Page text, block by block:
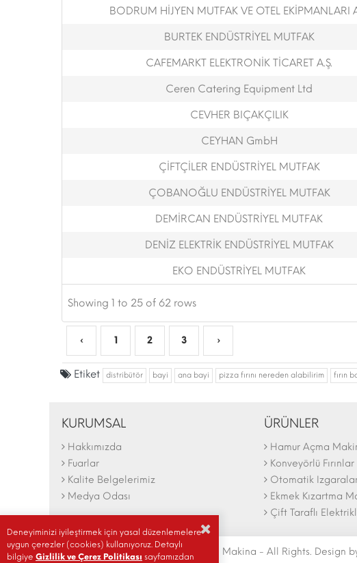
BODRUM HİJYEN MUTFAK VE OTEL EKİPMANLARI
BURTEK ENDÜSTRİYEL MUTFAK
CAFEMARKT ELEKTRONİK TİCARET A.Ş.
Ceren Catering Equipment Ltd
CEVHER BIÇAKÇILIK
CEYHAN GmbH
ÇİFTÇİLER ENDÜSTRİYEL MUTFAK
ÇOBANOĞLU ENDÜSTRİYEL MUTFAK
DEMİRCAN ENDÜSTRİYEL MUTFAK
DENİZ ELEKTRİK ENDÜSTRİYEL MUTFAK
EKO ENDÜSTRİYEL MUTFAK
Showing 1 to 25 of 62 rows
‹ 1 2 3 ›
Etiket distribütör bayi ana bayi pizza fırını nereden alabilirim fırın
KURUMSAL
Hakkımızda
Fuarlar
Kalite Belgelerimiz
Medya Odası
ÜRÜNLER
Hamur Açma
Konveyörlü Fırınlar
Otomatik
Ekmek Kızartma
Çift Taraflı
The Nafem
2025 Fuarı
© Copyright 2004-2026 | Şengün Makina - All Rights. Design
Deneyiminizi iyileştirmek için yasal düzenlemelere
uygun çerezler (cookies) kullanıyoruz. Detaylı
bilgiye Gizlilik ve Çerez Politikası sayfamızdan